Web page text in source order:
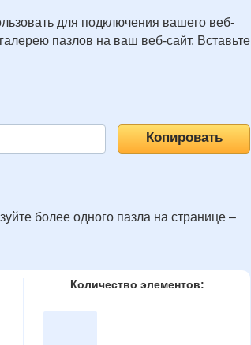
для подключения вашего веб-
пазлов на ваш веб-сайт. Вставьте
более одного пазла на странице –
Количество элементов: